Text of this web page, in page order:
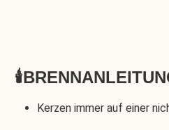
Kerzen immer auf einer